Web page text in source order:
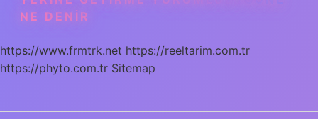
NE DENIR
https://www.frmtrk.net https://reeltarim.com.tr
https://phyto.com.tr Sitemap